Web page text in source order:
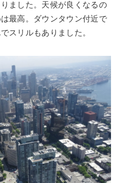
ました。天候が良くなるの
最高。ダウンタウン付近で
スリルもありました。